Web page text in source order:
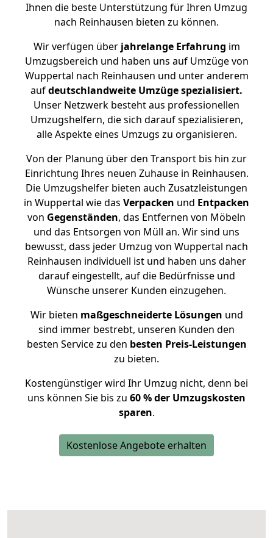
Ihnen die beste Unterstützung für Ihren Umzug
nach Reinhausen bieten zu können.
Wir verfügen überjahrelange Erfahrung im
Umzugsbereich und haben uns auf Umzüge von
Wuppertal nach Reinhausen und unter anderem
aufdeutschlandweite Umzüge spezialisiert.
Unser Netzwerk besteht aus professionellen
Umzugshelfern, die sich darauf spezialisieren,
alle Aspekte eines Umzugs zu organisieren.
Von der Planung über den Transport bis hin zur
Einrichtung Ihres neuen Zuhause in Reinhausen.
Die Umzugshelfer bieten auch Zusatzleistungen
in Wuppertal wie das Verpacken und Entpacken
von Gegenständen, das Entfernen von Möbeln
und das Entsorgen von Müll an. Wir sind uns
bewusst, dass jeder Umzug von Wuppertal nach
Reinhausen individuell ist und haben uns daher
darauf eingestellt, auf die Bedürfnisse und
Wünsche unserer Kunden einzugehen.
Wir bieten maßgeschneiderte Lösungen und
sind immer bestrebt, unseren Kunden den
besten Service zu den besten Preis-Leistungen
zu bieten.
Kostengünstiger wird Ihr Umzug nicht, denn bei
uns können Sie bis zu 60 % der Umzugskosten
sparen.
Kostenlose Angebote erhalten